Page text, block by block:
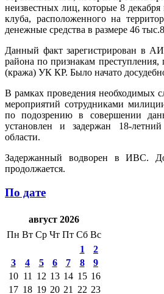
неизвестных лиц, которые 8
клуба, расположенного на
денежные средства в размере 46
Данный факт зарегистрирован в
района по признакам преступления,
(кража) УК КР. Было начато
В рамках проведения необходимых
мероприятий сотрудниками
по подозрению в совершении
установлен и задержан 18-
области.
Задержанный водворен в ИВС.
продолжается.
По дате
август 2026
Пн Вт Ср Чт Пт Сб Вс
1
2
3
4 5 6 7 8
9
10 11 12 13 14 15 16
17 18 19 20 21 22 23